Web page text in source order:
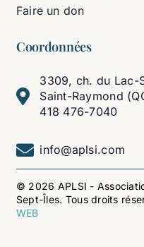
Faire un don
Coordonnées
3309, ch. du Lac-
Saint-Raymond
418 476-7040
info@aplsi.com
© 2026 APLSI -
Sept-Îles. Tous droits
WEB